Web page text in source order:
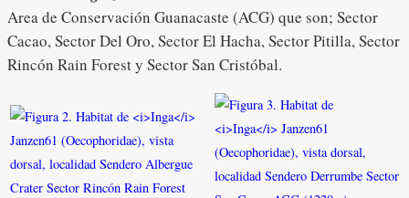
Area de Conservación Guanacaste (ACG) que son; Sector
Cacao, Sector Del Oro, Sector El Hacha, Sector Pitilla, Sector
Rincón Rain Forest y Sector San Cristóbal.